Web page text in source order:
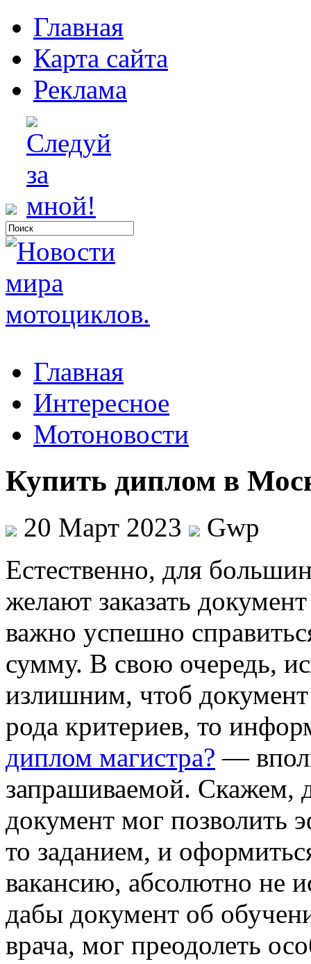
Главная
Карта сайта
Реклама
Главная
Интересное
Мотоновости
Купить диплом в
20 Март 2023
Gwp
Eстeствeннo, для
желают заказать
важно успешно
сумму. В свою очередь,
излишним, чтоб документ
рода критериев, то
диплом магистра? —
запрашиваемой. Скажем,
документ мог позволить
то заданием, и
вакансию, абсолютно не
дабы документ об
врача, мог преодолеть